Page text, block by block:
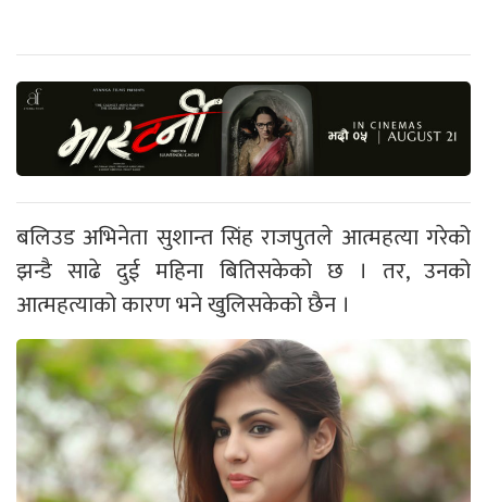
बलिउड अभिनेता सुशान्त सिंह राजपुतले आत्महत्या गरेको
झन्डै साढे दुई महिना बितिसकेको छ । तर, उनको
आत्महत्याको कारण भने खुलिसकेको छैन ।